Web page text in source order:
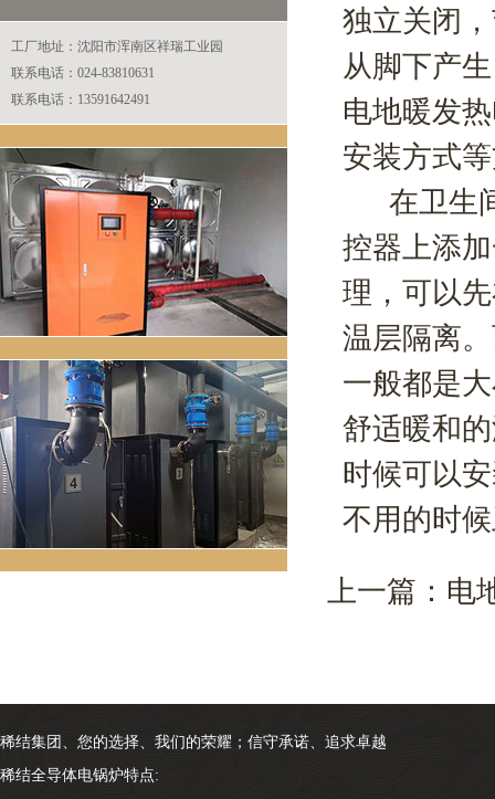
工厂地址：沈阳市浑南区祥瑞工业园
联系电话：024-83810631
联系电话：13591642491
独立关闭
从脚下产
电地暖发
安装方式
在卫生间
控器上添
理，可以
温层隔离
一般都是
舒适暖和
时候可以
不用的时
上一篇： 电
稀结集团、您的选择、我们的荣耀；信守承诺、追求卓越
稀结全导体电锅炉特点: